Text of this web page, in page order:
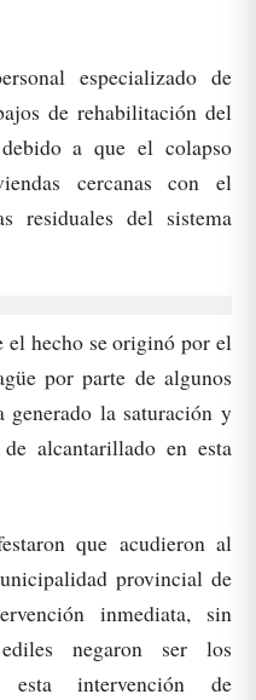
especializado de
de rehabilitación del
a que el colapso
cercanas con el
residuales del sistema
el hecho se originó por el
por parte de algunos
generado la saturación y
alcantarillado en esta
que acudieron al
provincial de
inmediata, sin
negaron ser los
esta intervención de